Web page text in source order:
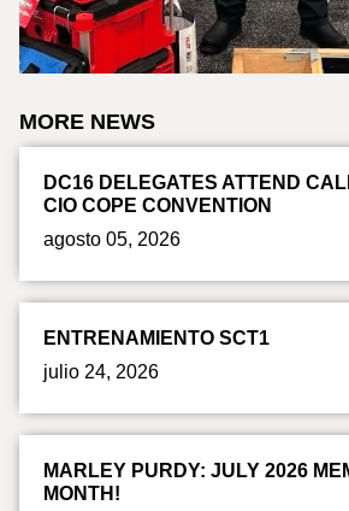
MORE NEWS
DC16 DELEGATES ATTEND
CIO COPE CONVENTION
agosto 05, 2026
ENTRENAMIENTO SCT1
julio 24, 2026
MARLEY PURDY: JULY 2026
MONTH!